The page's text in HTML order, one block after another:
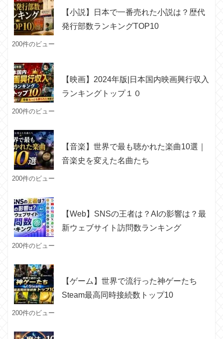
【小説】日本で一番売れた小説は？歴代
発行部数ランキングTOP10
200件のビュー
【映画】2024年版|日本国内映画興行収入
ランキングトップ１０
200件のビュー
【音楽】世界で最も聴かれた楽曲10選｜
音楽史を変えた名曲たち
200件のビュー
【Web】SNSの王者は？AIの影響は？最
新ウェブサイト訪問数ランキング
200件のビュー
【ゲーム】世界で流行った神ゲーたち
Steam最高同時接続数トップ10
200件のビュー